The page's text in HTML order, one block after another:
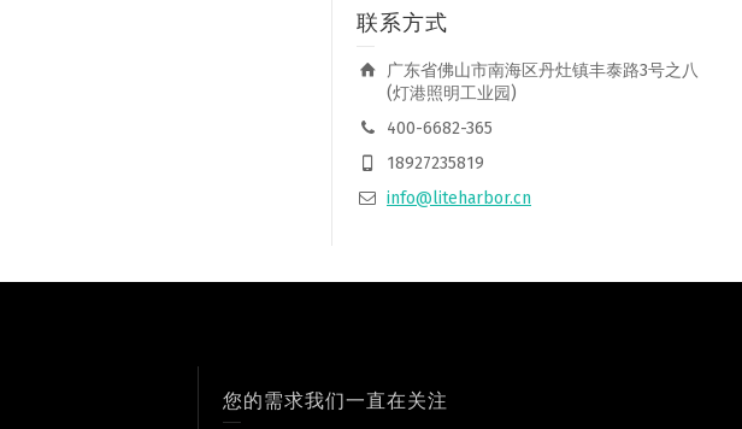
联系方式
广东省佛山市南海区丹灶镇丰泰路3号之八
(灯港照明工业园)
400-6682-365
18927235819
info@liteharbor.cn
您的需求我们一直在关注